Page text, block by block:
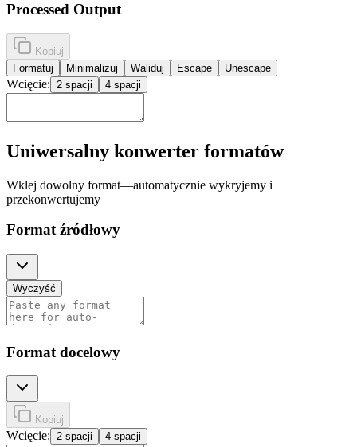
Processed Output
Kopiuj
Formatuj
Minimalizuj Waliduj Escape Unescape
Wcięcie: 2 spacji 4 spacji
Uniwersalny konwerter formatów
Wklej dowolny format—automatycznie wykryjemy i
przekonwertujemy
Format źródłowy
Wyczyść
Format docelowy
Kopiuj
Wcięcie: 2 spacji 4 spacji